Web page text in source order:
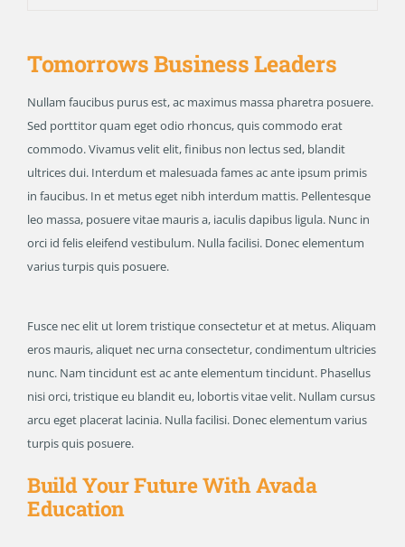
Projects
Contact Us
Tomorrows Business Leaders
Nullam faucibus purus est, ac maximus massa pharetra posuere.
Sed porttitor quam eget odio rhoncus, quis commodo erat
commodo. Vivamus velit elit, finibus non lectus sed, blandit
ultrices dui. Interdum et malesuada fames ac ante ipsum primis
in faucibus. In et metus eget nibh interdum mattis. Pellentesque
leo massa, posuere vitae mauris a, iaculis dapibus ligula. Nunc in
orci id felis eleifend vestibulum. Nulla facilisi. Donec elementum
varius turpis quis posuere.
Fusce nec elit ut lorem tristique consectetur et at metus. Aliquam
eros mauris, aliquet nec urna consectetur, condimentum ultricies
nunc. Nam tincidunt est ac ante elementum tincidunt. Phasellus
nisi orci, tristique eu blandit eu, lobortis vitae velit. Nullam cursus
arcu eget placerat lacinia. Nulla facilisi. Donec elementum varius
turpis quis posuere.
Build Your Future With Avada
Education